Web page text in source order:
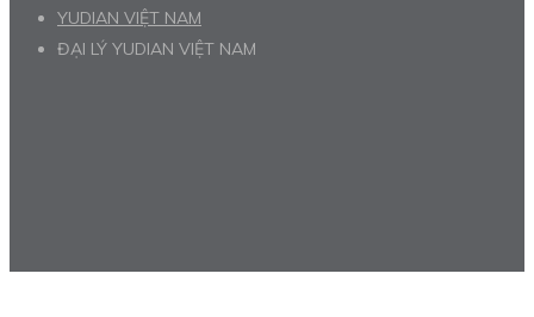
YUDIAN VIỆT NAM
ĐẠI LÝ YUDIAN VIỆT NAM